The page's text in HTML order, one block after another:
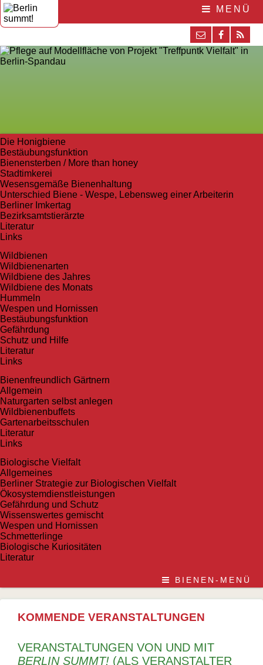
MENÜ
Die Honigbiene
Bestäubungsfunktion
Bienensterben / More than honey
Stadtimkerei
Wesensgemäße Bienenhaltung
Unterschied Biene - Wespe, Lebensweg einer Arbeiterin
Berliner Imkertag
Bezirksamtstierärzte
Literatur
Links
Wildbienen
Wildbienenarten
Wildbiene des Jahres
Wildbiene des Monats
Hummeln
Wespen und Hornissen
Bestäubungsfunktion
Gefährdung
Schutz und Hilfe
Literatur
Links
Bienen­freundlich Gärtnern
Allgemein
Naturgarten selbst anlegen
Wildbienenbuffets
Gartenarbeitsschulen
Literatur
Links
Biologische Vielfalt
Allgemeines
Berliner Strategie zur Biologischen Vielfalt
Ökosystemdienstleistungen
Gefährdung und Schutz
Wissenswertes gemischt
Wespen und Hornissen
Schmetterlinge
Biologische Kuriositäten
Literatur
BIENEN-MENÜ
KOMMENDE VERANSTALTUNGEN
VERANSTALTUNGEN VON UND MIT
BERLIN SUMMT! (ALS VERANSTALTER